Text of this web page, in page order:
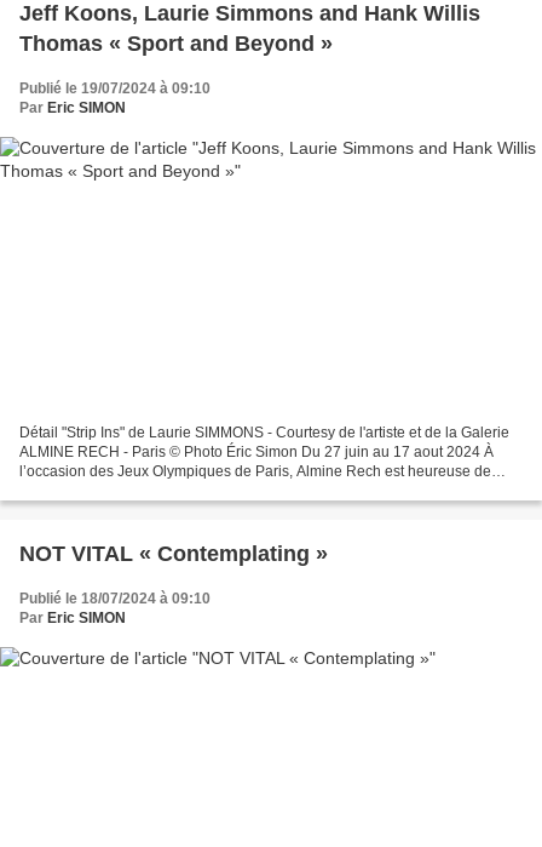
Jeff Koons, Laurie Simmons and Hank Willis
Thomas « Sport and Beyond »
Publié le 19/07/2024 à 09:10
Par Eric SIMON
Détail "Strip Ins" de Laurie SIMMONS - Courtesy de l'artiste et de la Galerie
ALMINE RECH - Paris © Photo Éric Simon Du 27 juin au 17 aout 2024 À
l’occasion des Jeux Olympiques de Paris, Almine Rech est heureuse de
NOT VITAL « Contemplating »
Publié le 18/07/2024 à 09:10
Par Eric SIMON